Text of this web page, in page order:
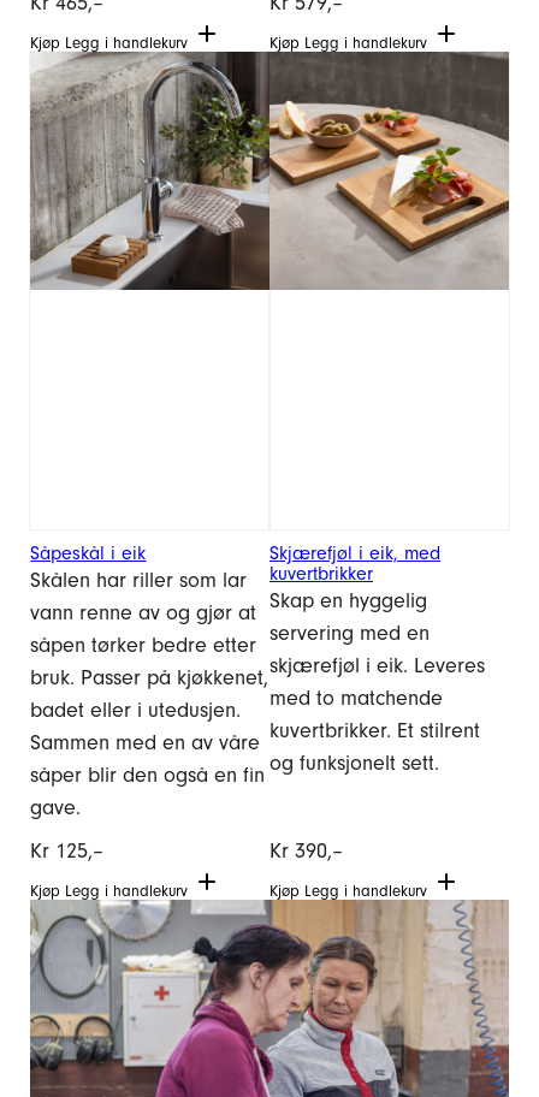
Kjøp Legg i handlekurv Kjøp Legg i handlekurv
Såpeskål i eik
Skålen har riller som lar
vann renne av og gjør at
såpen tørker bedre etter
bruk. Passer på kjøkkenet,
badet eller i utedusjen.
Sammen med en av våre
såper blir den også en fin
gave.
Kr 125,–
Kjøp Legg i handlekurv
Skjærefjøl i eik, med
kuvertbrikker
Skap en hyggelig
servering med en
skjærefjøl i eik. Leveres
med to matchende
kuvertbrikker. Et stilrent
og funksjonelt sett.
Kr 390,–
Kjøp Legg i handlekurv